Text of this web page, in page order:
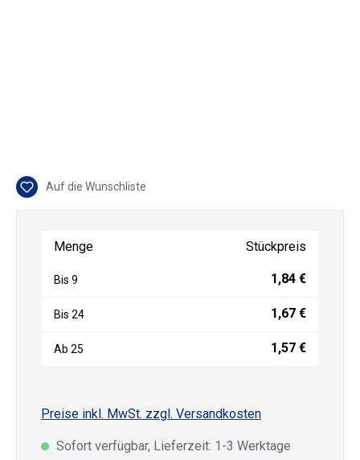
Auf die Wunschliste
Menge Stückpreis
Bis 9 1,84 €
Bis 24 1,67 €
Ab 25 1,57 €
Preise inkl. MwSt. zzgl. Versandkosten
Sofort verfügbar, Lieferzeit: 1-3 Werktage